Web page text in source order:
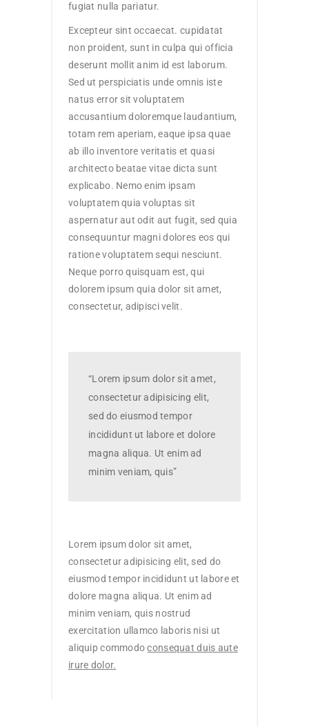
fugiat nulla pariatur.
Excepteur sint occaecat. cupidatat
non proident, sunt in culpa qui officia
deserunt mollit anim id est laborum.
Sed ut perspiciatis unde omnis iste
natus error sit voluptatem
accusantium doloremque laudantium,
totam rem aperiam, eaque ipsa quae
ab illo inventore veritatis et quasi
architecto beatae vitae dicta sunt
explicabo. Nemo enim ipsam
voluptatem quia voluptas sit
aspernatur aut odit aut fugit, sed quia
consequuntur magni dolores eos qui
ratione voluptatem sequi nesciunt.
Neque porro quisquam est, qui
dolorem ipsum quia dolor sit amet,
consectetur, adipisci velit.
“Lorem ipsum dolor sit amet,
consectetur adipisicing elit,
sed do eiusmod tempor
incididunt ut labore et dolore
magna aliqua. Ut enim ad
minim veniam, quis”
Lorem ipsum dolor sit amet,
consectetur adipisicing elit, sed do
eiusmod tempor incididunt ut labore et
dolore magna aliqua. Ut enim ad
minim veniam, quis nostrud
exercitation ullamco laboris nisi ut
aliquip commodoconsequat duis aute
irure dolor.